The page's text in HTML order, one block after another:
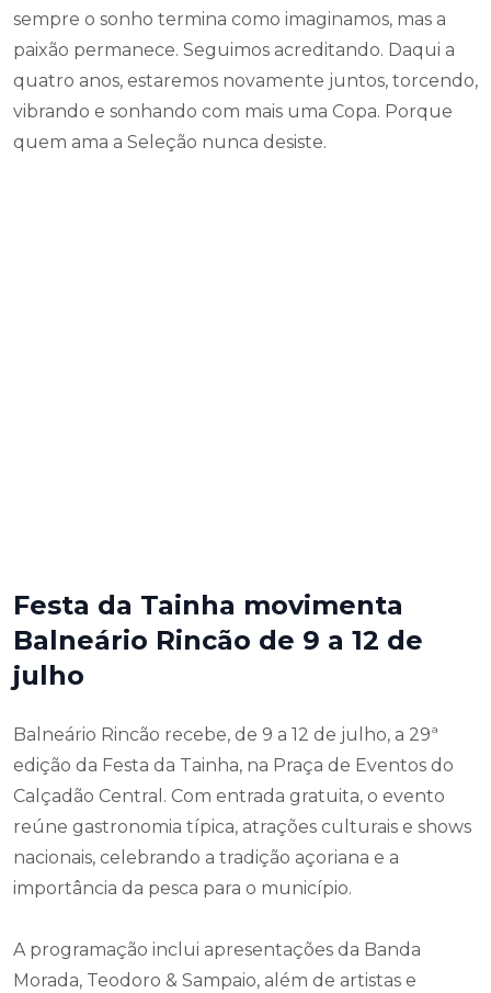
sempre o sonho termina como imaginamos, mas a
paixão permanece. Seguimos acreditando. Daqui a
quatro anos, estaremos novamente juntos, torcendo,
vibrando e sonhando com mais uma Copa. Porque
quem ama a Seleção nunca desiste.
Festa da Tainha movimenta
Balneário Rincão de 9 a 12 de
julho
Balneário Rincão recebe, de 9 a 12 de julho, a 29ª
edição da Festa da Tainha, na Praça de Eventos do
Calçadão Central. Com entrada gratuita, o evento
reúne gastronomia típica, atrações culturais e shows
nacionais, celebrando a tradição açoriana e a
importância da pesca para o município.
A programação inclui apresentações da Banda
Morada, Teodoro & Sampaio, além de artistas e